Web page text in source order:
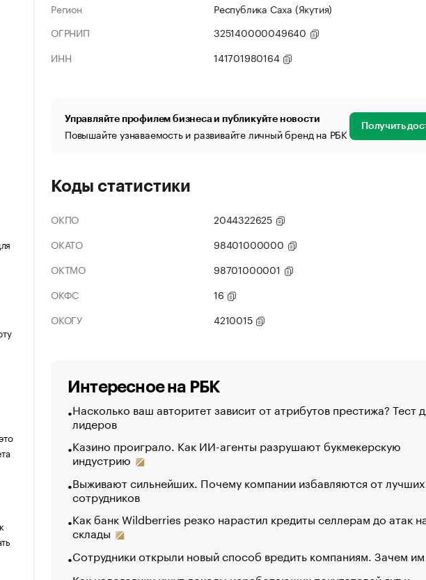
Регион
Республика Саха (Якутия)
ОГРНИП
325140000049640
ИНН
141701980164
Управляйте профилем бизнеса и публикуйте новости
Повышайте узнаваемость и развивайте личный бренд на РБК Получить
Коды статистики
ОКПО
2044322625
ОКАТО
98401000000
ОКТМО
98701000001
ОКФС
16
ОКОГУ
4210015
Интересное на РБК
Насколько ваш авторитет зависит от атрибутов престижа? Тест
лидеров
Казино проиграло. Как ИИ-агенты разрушают букмекерскую
индустрию
Выживают сильнейших. Почему компании избавляются от лучших
сотрудников
Как банк Wildberries резко нарастил кредиты селлерам до атак
склады
Сотрудники открыли новый способ вредить компаниям. Зачем